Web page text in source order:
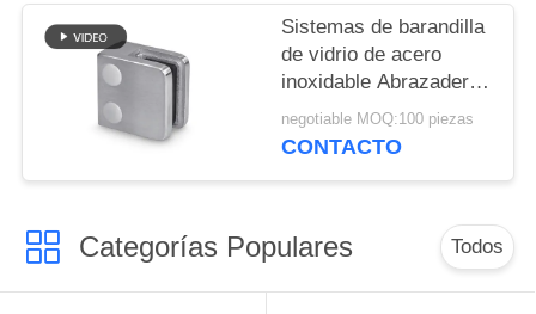
Sistemas de barandilla
de vidrio de acero
inoxidable Abrazaderas
de vidrio cuadradas
para panel de vidrio de
negotiable MOQ:100 piezas
CONTACTO
Categorías Populares Todos